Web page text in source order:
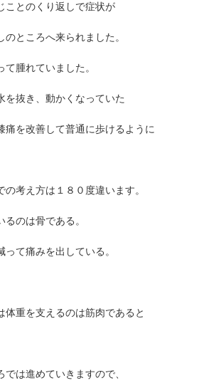
ことのくり返しで症状が
ところへ来られました。
腫れていました。
を抜き、動かくなっていた
痛を改善して普通に歩けるように
考え方は１８０度違います。
のは骨である。
て痛みを出している。
体重を支えるのは筋肉であると
は進めていきますので、